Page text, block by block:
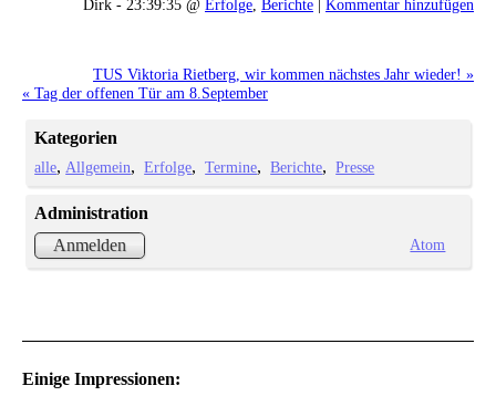
Dirk - 23:39:35 @ Erfolge, Berichte | Kommentar hinzufügen
TUS Viktoria Rietberg, wir kommen nächstes Jahr wieder! »
« Tag der offenen Tür am 8.September
Kategorien
alle Allgemein Erfolge Termine Berichte Presse
Administration
Anmelden
Atom
Einige Impressionen: